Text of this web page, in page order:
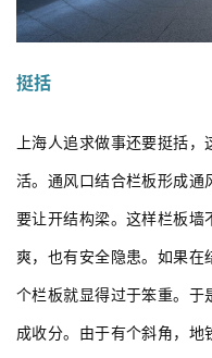
上海人追求做事还要挺括，
活。通风口结合栏板形成通
要让开结构梁。这样栏板墙
爽，也有安全隐患。如果在
个栏板就显得过于笨重。于